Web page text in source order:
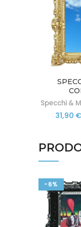
STILE
Specchi &
31,90 €
-6%